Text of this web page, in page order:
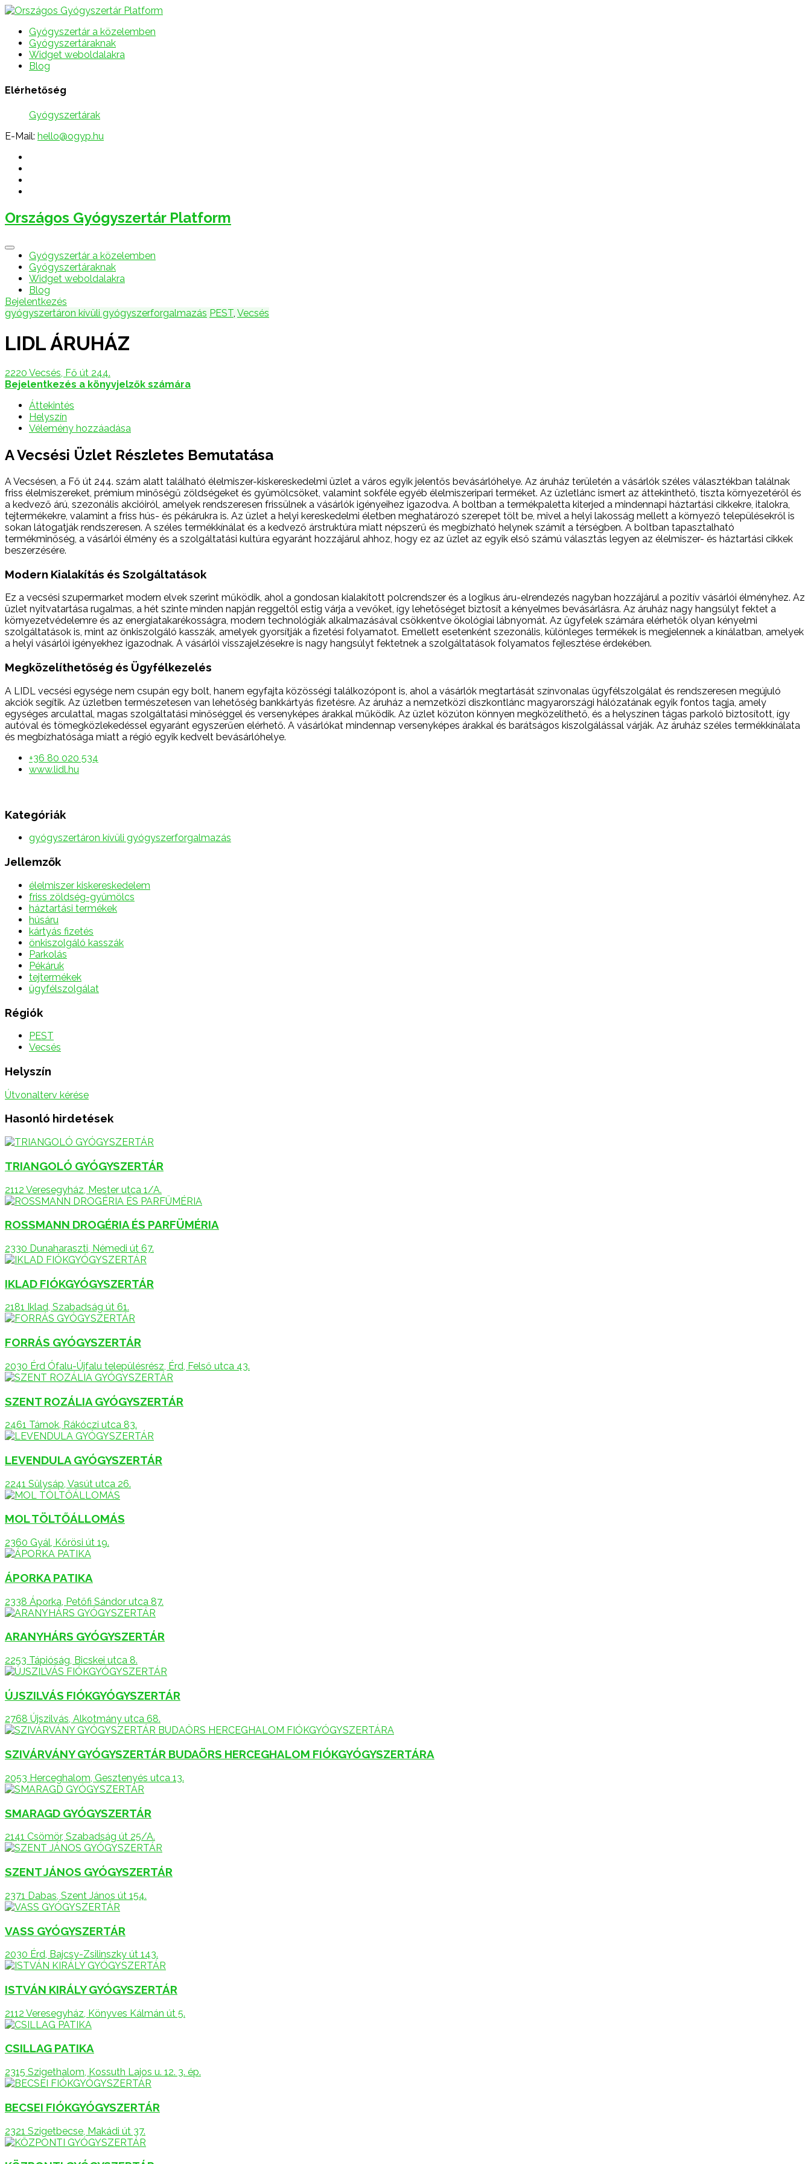
Gyógyszertár a közelemben
Gyógyszertáraknak
Widget weboldalakra
Blog
Elérhetőség
Gyógyszertárak
E-Mail: hello@ogyp.hu
Országos Gyógyszertár Platform
Gyógyszertár a közelemben
Gyógyszertáraknak
Widget weboldalakra
Blog
Bejelentkezés
gyógyszertáron kívüli gyógyszerforgalmazás PEST, Vecsés
LIDL ÁRUHÁZ
2220 Vecsés, Fő út 244.
Bejelentkezés a könyvjelzők számára
Áttekintés
Helyszín
Vélemény hozzáadása
A Vecsési Üzlet Részletes Bemutatása
A Vecsésen, a Fő út 244. szám alatt található élelmiszer-kiskereskedelmi üzlet a város egyik jelentős bevásárlóhelye. Az áruház területén a vásárlók széles választékban találnak
friss élelmiszereket, prémium minőségű zöldségeket és gyümölcsöket, valamint sokféle egyéb élelmiszeripari terméket. Az üzletlánc ismert az áttekinthető, tiszta környezetéről és
a kedvező árú, szezonális akcióiról, amelyek rendszeresen frissülnek a vásárlók igényeihez igazodva. A boltban a termékpaletta kiterjed a mindennapi háztartási cikkekre, italokra,
tejtermékekre, valamint a friss hús- és pékárukra is. Az üzlet a helyi kereskedelmi életben meghatározó szerepet tölt be, mivel a helyi lakosság mellett a környező településekről is
sokan látogatják rendszeresen. A széles termékkínálat és a kedvező árstruktúra miatt népszerű és megbízható helynek számít a térségben. A boltban tapasztalható
termékminőség, a vásárlói élmény és a szolgáltatási kultúra egyaránt hozzájárul ahhoz, hogy ez az üzlet az egyik első számú választás legyen az élelmiszer- és háztartási cikkek
beszerzésére.
Modern Kialakítás és Szolgáltatások
Ez a vecsési szupermarket modern elvek szerint működik, ahol a gondosan kialakított polcrendszer és a logikus áru-elrendezés nagyban hozzájárul a pozitív vásárlói élményhez. Az
üzlet nyitvatartása rugalmas, a hét szinte minden napján reggeltől estig várja a vevőket, így lehetőséget biztosít a kényelmes bevásárlásra. Az áruház nagy hangsúlyt fektet a
környezetvédelemre és az energiatakarékosságra, modern technológiák alkalmazásával csökkentve ökológiai lábnyomát. Az ügyfelek számára elérhetők olyan kényelmi
szolgáltatások is, mint az önkiszolgáló kasszák, amelyek gyorsítják a fizetési folyamatot. Emellett esetenként szezonális, különleges termékek is megjelennek a kínálatban, amelyek
a helyi vásárlói igényekhez igazodnak. A vásárlói visszajelzésekre is nagy hangsúlyt fektetnek a szolgáltatások folyamatos fejlesztése érdekében.
Megközelíthetőség és Ügyfélkezelés
A LIDL vecsési egysége nem csupán egy bolt, hanem egyfajta közösségi találkozópont is, ahol a vásárlók megtartását színvonalas ügyfélszolgálat és rendszeresen megújuló
akciók segítik. Az üzletben természetesen van lehetőség bankkártyás fizetésre. Az áruház a nemzetközi diszkontlánc magyarországi hálózatának egyik fontos tagja, amely
egységes arculattal, magas szolgáltatási minőséggel és versenyképes árakkal működik. Az üzlet közúton könnyen megközelíthető, és a helyszínen tágas parkoló biztosított, így
autóval és tömegközlekedéssel egyaránt egyszerűen elérhető. A vásárlókat mindennap versenyképes árakkal és barátságos kiszolgálással várják. Az áruház széles termékkínálata
és megbízhatósága miatt a régió egyik kedvelt bevásárlóhelye.
+36 80 020 534
www.lidl.hu
Kategóriák
gyógyszertáron kívüli gyógyszerforgalmazás
Jellemzők
élelmiszer kiskereskedelem
friss zöldség-gyümölcs
háztartási termékek
húsáru
kártyás fizetés
önkiszolgáló kasszák
Parkolás
Pékáruk
tejtermékek
ügyfélszolgálat
Régiók
PEST
Vecsés
Helyszín
Útvonalterv kérése
Hasonló hirdetések
TRIANGOLÓ GYÓGYSZERTÁR
2112 Veresegyház, Mester utca 1/A.
ROSSMANN DROGÉRIA ÉS PARFÜMÉRIA
2330 Dunaharaszti, Némedi út 67.
IKLAD FIÓKGYÓGYSZERTÁR
2181 Iklad, Szabadság út 61.
FORRÁS GYÓGYSZERTÁR
2030 Érd Ófalu-Újfalu településrész, Érd, Felső utca 43.
SZENT ROZÁLIA GYÓGYSZERTÁR
2461 Tárnok, Rákóczi utca 83.
LEVENDULA GYÓGYSZERTÁR
2241 Sülysáp, Vasút utca 26.
MOL TÖLTŐÁLLOMÁS
2360 Gyál, Kőrösi út 19.
ÁPORKA PATIKA
2338 Áporka, Petőfi Sándor utca 87.
ARANYHÁRS GYÓGYSZERTÁR
2253 Tápióság, Bicskei utca 8.
ÚJSZILVÁS FIÓKGYÓGYSZERTÁR
2768 Újszilvás, Alkotmány utca 68.
SZIVÁRVÁNY GYÓGYSZERTÁR BUDAÖRS HERCEGHALOM FIÓKGYÓGYSZERTÁRA
2053 Herceghalom, Gesztenyés utca 13.
SMARAGD GYÓGYSZERTÁR
2141 Csömör, Szabadság út 25/A.
SZENT JÁNOS GYÓGYSZERTÁR
2371 Dabas, Szent János út 154.
VASS GYÓGYSZERTÁR
2030 Érd, Bajcsy-Zsilinszky út 143.
ISTVÁN KIRÁLY GYÓGYSZERTÁR
2112 Veresegyház, Könyves Kálmán út 5.
CSILLAG PATIKA
2315 Szigethalom, Kossuth Lajos u. 12. 3. ép.
BECSEI FIÓKGYÓGYSZERTÁR
2321 Szigetbecse, Makádi út 37.